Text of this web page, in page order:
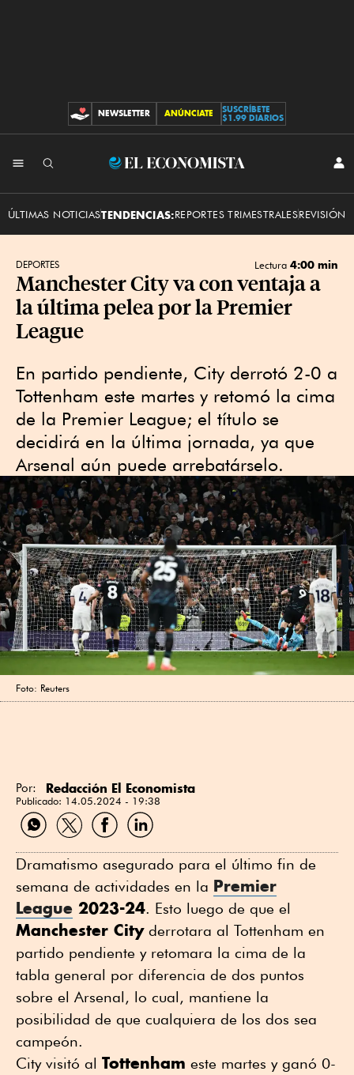
CONTRIBUCIONES
NEWSLETTER ANÚNCIATE
SUSCRÍBETE
$1.99 DIARIOS
El
ÚLTIMAS NOTICIASTENDENCIAS:REPORTES TRIMESTRALESREVISIÓN
DEPORTES Lectura 4:00 min
Manchester City va con ventaja a
la última pelea por la Premier
League
En partido pendiente, City derrotó 2-0 a
Tottenham este martes y retomó la cima
de la Premier League; el título se
decidirá en la última jornada, ya que
Arsenal aún puede arrebatárselo.
Foto: Reuters
Por: Redacción El Economista
Publicado: 14.05.2024 - 19:38
Compartir
por
Compartir
por
Compartir
por
Compartir
por
Dramatismo asegurado para el último fin de
semana de actividades en la Premier
League 2023-24. Esto luego de que el
Manchester Cityderrotara al Tottenham en
partido pendiente y retomara la cima de la
tabla general por diferencia de dos puntos
sobre el Arsenal, lo cual, mantiene la
posibilidad de que cualquiera de los dos sea
campeón.
City visitó al Tottenham este martes y ganó 0-